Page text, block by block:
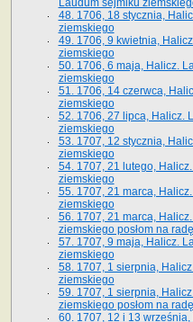
Laudum sejmiku
48. 1706, 18 stycznia,
ziemskiego
49. 1706, 9 kwietnia,
ziemskiego
50. 1706, 6 maja, Halicz.
ziemskiego
51. 1706, 14 czerwca,
ziemskiego
52. 1706, 27 lipca, Halicz.
ziemskiego
53. 1707, 12 stycznia,
ziemskiego
54. 1707, 21 lutego,
ziemskiego
55. 1707, 21 marca,
ziemskiego
56. 1707, 21 marca,
ziemskiego posłom na
57. 1707, 9 maja, Halicz.
ziemskiego
58. 1707, 1 sierpnia,
ziemskiego
59. 1707, 1 sierpnia,
ziemskiego posłom na
60. 1707, 12 i 13